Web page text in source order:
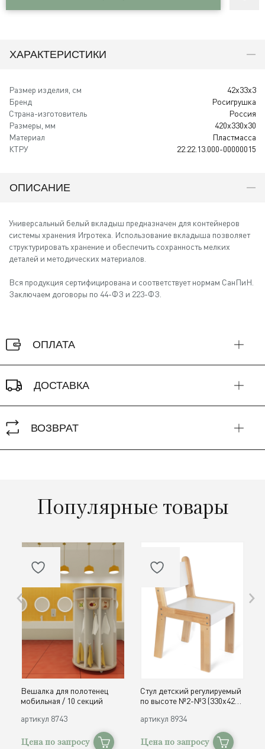
ХАРАКТЕРИСТИКИ
Размер изделия, см
42x33x3
Бренд
Росигрушка
Страна-изготовитель
Россия
Размеры, мм
420х330х30
Материал
Пластмасса
КТРУ
22.22.13.000-00000015
ОПИСАНИЕ
Универсальный белый вкладыш предназначен для контейнеров
системы хранения Игротека. Использование вкладыша позволяет
структурировать хранение и обеспечить сохранность мелких
деталей и методических материалов.
Вся продукция сертифицирована и соответствует нормам СанПиН.
Заключаем договоры по 44-ФЗ и 223-ФЗ.
ОПЛАТА
ДОСТАВКА
ВОЗВРАТ
Популярные товары
Вешалка для полотенец
мобильная / 10 секций
артикул 8743
Цена по запросу
Стул детский регулируемый
по высоте №2-№3 (330х420,
артикул 8934
Цена по запросу